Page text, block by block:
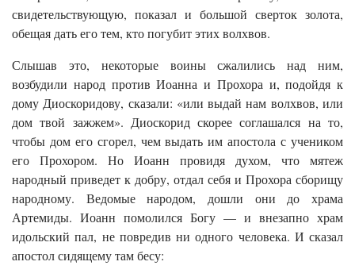
свидетельствующую, показал и большой сверток золота,
обещая дать его тем, кто погубит этих волхвов.
Слышав это, некоторые воины сжалились над ним,
возбудили народ против Иоанна и Прохора и, подойдя к
дому Диоскоридову, сказали: «или выдай нам волхвов, или
дом твой зажжем». Диоскорид скорее соглашался на то,
чтобы дом его сгорел, чем выдать им апостола с учеником
его Прохором. Но Иоанн провидя духом, что мятеж
народный приведет к добру, отдал себя и Прохора сборищу
народному. Ведомые народом, дошли они до храма
Артемиды. Иоанн помолился Богу — и внезапно храм
идольский пал, не повредив ни одного человека. И сказал
апостол сидящему там бесу: